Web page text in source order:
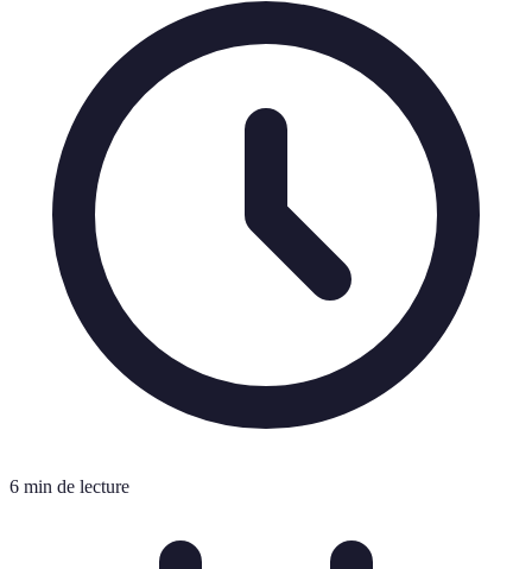
6 min de lecture